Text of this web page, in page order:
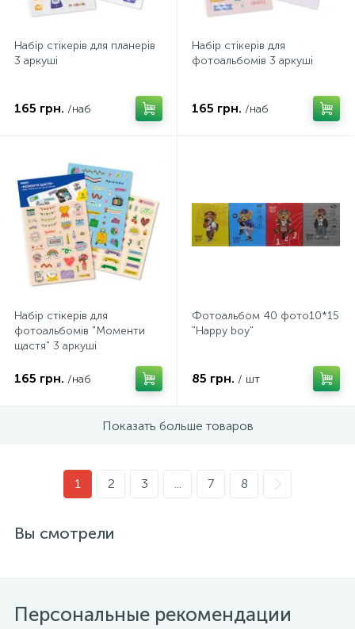
Набір стікерів для планерiв
3 аркуші
165 грн. /наб
Набір стікерів для
фотоальбомiв 3 аркуші
165 грн. /наб
Набір стікерів для
фотоальбомiв "Моменти
щастя" 3 аркуші
165 грн. /наб
Фотоальбом 40 фото10*15
"Happy boy"
85 грн. / шт
Показать больше товаров
1 2 3 ... 7 8
Вы смотрели
Персональные рекомендации